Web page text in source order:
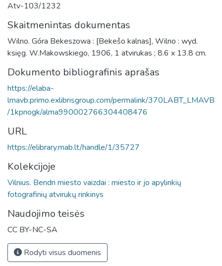
Atv-103/1232
Skaitmenintas dokumentas
Wilno. Góra Bekeszowa : [Bekešo kalnas], Wilno : wyd.
księg. W.Makowskiego, 1906, 1 atvirukas ; 8.6 x 13.8 cm.
Dokumento bibliografinis aprašas
https://elaba-
lmavb.primo.exlibrisgroup.com/permalink/370LABT_LMAVB
/1kpnogk/alma990002766304408476
URL
https://elibrary.mab.lt/handle/1/35727
Kolekcijoje
Vilnius. Bendri miesto vaizdai : miesto ir jo apylinkių
fotografinių atvirukų rinkinys
Naudojimo teisės
CC BY-NC-SA
Rodyti visus duomenis